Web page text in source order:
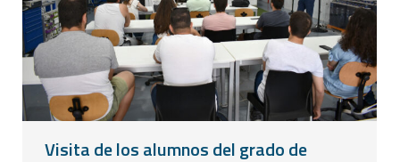
Visita de los alumnos del grado de